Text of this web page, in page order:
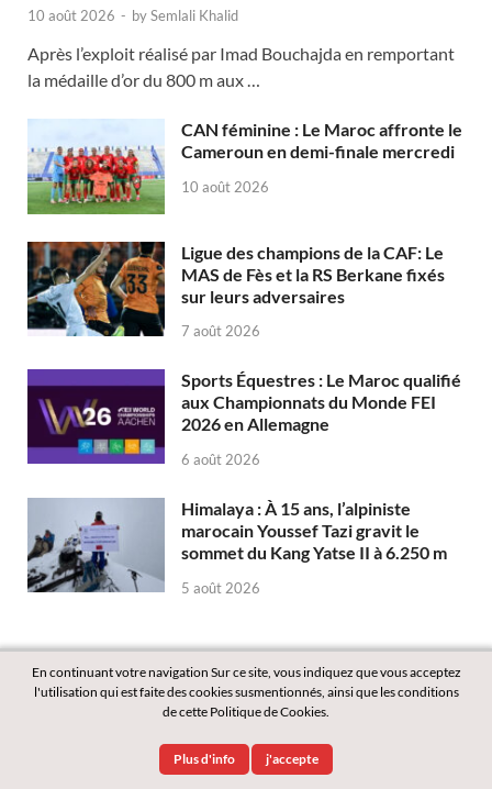
10 août 2026 - bySemlali Khalid
Après l’exploit réalisé par Imad Bouchajda en remportant
la médaille d’or du 800 m aux …
CAN féminine : Le Maroc affronte le
Cameroun en demi-finale mercredi
10 août 2026
Ligue des champions de la CAF: Le
MAS de Fès et la RS Berkane fixés
sur leurs adversaires
7 août 2026
Sports Équestres : Le Maroc qualifié
aux Championnats du Monde FEI
2026 en Allemagne
6 août 2026
Himalaya : À 15 ans, l’alpiniste
marocain Youssef Tazi gravit le
sommet du Kang Yatse II à 6.250 m
5 août 2026
WordPressandHitMag.
En continuant votre navigation Sur ce site, vous indiquez que vous acceptez
l'utilisation qui est faite des cookies susmentionnés, ainsi que les conditions
de cette Politique de Cookies.
Plus d'info j'accepte